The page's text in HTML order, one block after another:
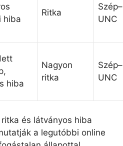
hiba
Ritka
Szép–
UNC
hiba
Nagyon
ritka
Szép–
UNC
és látványos hiba
a legutóbbi online